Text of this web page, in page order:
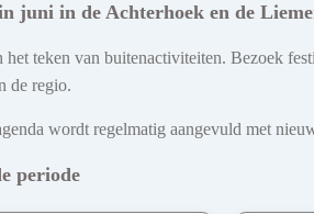
juni in de Achterhoek en de
het teken van buitenactiviteiten. Bezoek
de regio.
wordt regelmatig aangevuld met
periode